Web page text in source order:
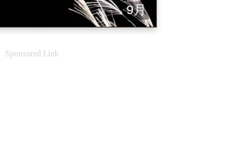
9月
Sponsored Link